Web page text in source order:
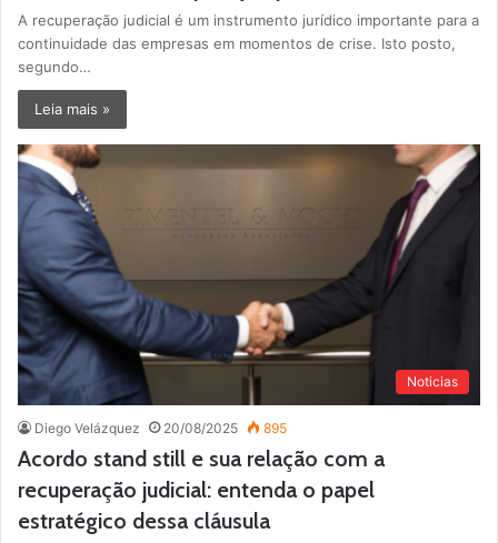
A recuperação judicial é um instrumento jurídico importante para a
continuidade das empresas em momentos de crise. Isto posto,
segundo…
Leia mais »
Noticias
Diego Velázquez 20/08/2025 895
Acordo stand still e sua relação com a
recuperação judicial: entenda o papel
estratégico dessa cláusula